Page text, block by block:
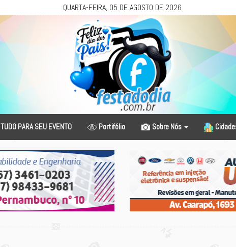
QUARTA-FEIRA, 05 DE AGOSTO DE 2026
TUDO PARA SEU EVENTO Portifólio Sobre Nós